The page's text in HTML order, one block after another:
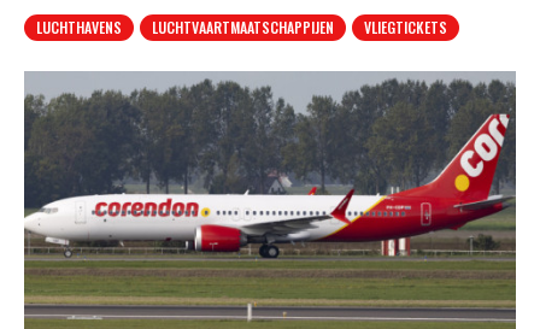
LUCHTHAVENS LUCHTVAARTMAATSCHAPPIJEN VLIEGTICKETS